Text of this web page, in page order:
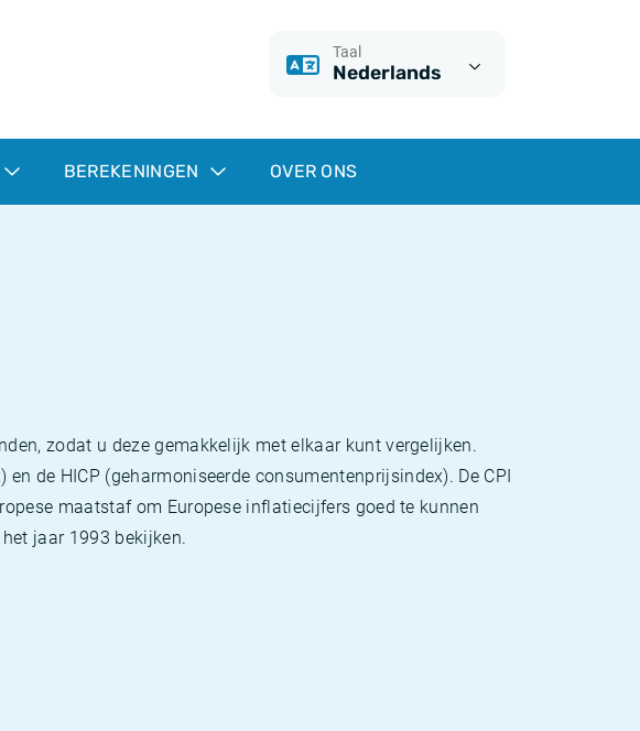
Taal
Nederlands
BEREKENINGEN OVER ONS
zodat u deze gemakkelijk met elkaar kunt vergelijken.
de HICP (geharmoniseerde consumentenprijsindex). De CPI
maatstaf om Europese inflatiecijfers goed te kunnen
jaar 1993 bekijken.